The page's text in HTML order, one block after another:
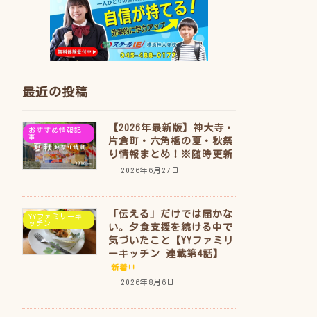
最近の投稿
おすすめ情報記
事
【2026年最新版】神大寺・
片倉町・六角橋の夏・秋祭
り情報まとめ！※随時更新
2026年6月27日
YYファミリーキ
ッチン
「伝える」だけでは届かな
い。夕食支援を続ける中で
気づいたこと【YYファミリ
ーキッチン 連載第4話】
新着!!
2026年8月6日